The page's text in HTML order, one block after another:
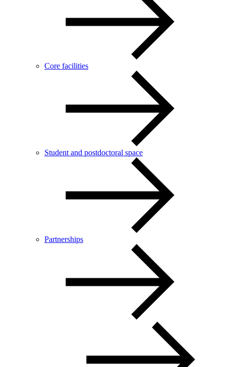
Core facilities
Student and postdoctoral space
Partnerships